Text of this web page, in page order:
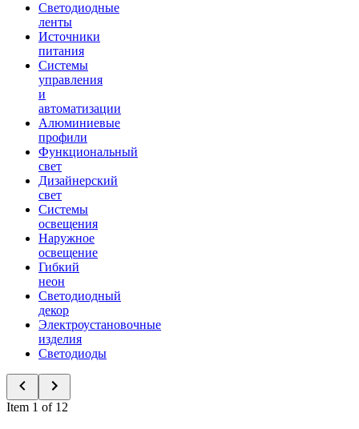
Светодиодные
ленты
Источники
питания
Системы
управления
и
автоматизации
Алюминиевые
профили
Функциональный
свет
Дизайнерский
свет
Системы
освещения
Наружное
освещение
Гибкий
неон
Светодиодный
декор
Электроустановочные
изделия
Светодиоды
Item 1 of 12